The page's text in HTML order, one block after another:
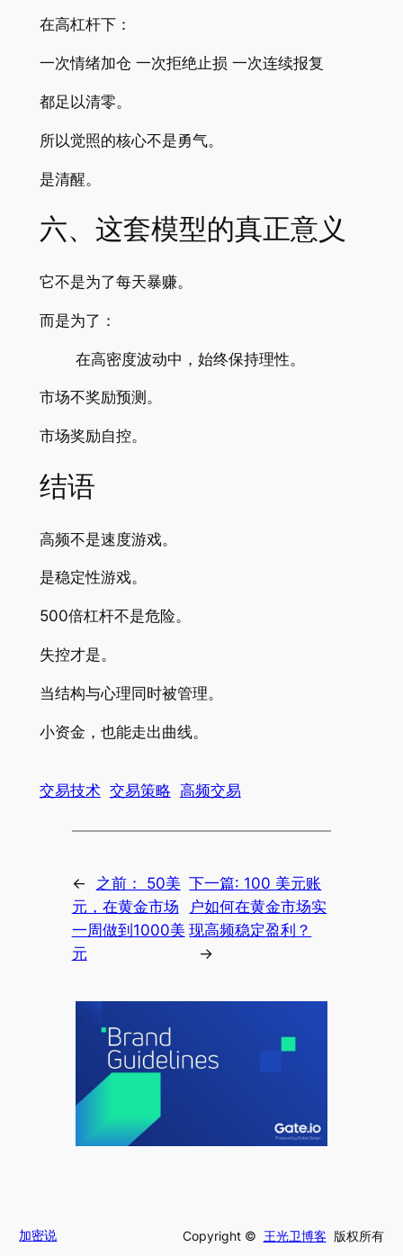
在高杠杆下：
一次情绪加仓 一次拒绝止损 一次连续报复
都足以清零。
所以觉照的核心不是勇气。
是清醒。
六、这套模型的真正意义
它不是为了每天暴赚。
而是为了：
在高密度波动中，始终保持理性。
市场不奖励预测。
市场奖励自控。
结语
高频不是速度游戏。
是稳定性游戏。
500倍杠杆不是危险。
失控才是。
当结构与心理同时被管理。
小资金，也能走出曲线。
交易技术 交易策略 高频交易
← 之前： 50美
元，在黄金市场
一周做到1000美
元
下一篇: 100 美元账
户如何在黄金市场实
现高频稳定盈利？
→
加密说 Copyright © 王光卫博客 版权所有